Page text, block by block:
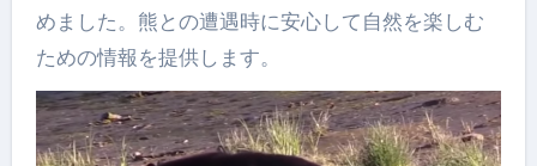
めました。熊との遭遇時に安心して自然を楽しむ
ための情報を提供します。